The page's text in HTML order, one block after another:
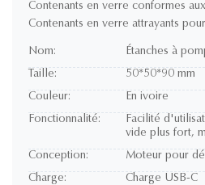
Contenants en verre conformes
Contenants en verre attrayants
Nom:
Étanches à
Taille:
50*50*90 mm
Couleur:
En ivoire
Fonctionnalité:
Facilité
vide plus fort,
Conception:
Moteur pour
Charge:
Charge USB-C